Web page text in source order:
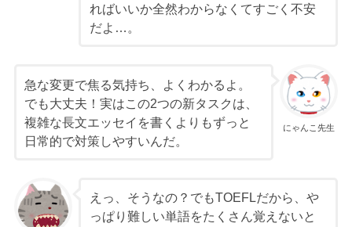
ればいいか全然わからなくてすごく不安
だよ…。
にゃんこ先生
急な変更で焦る気持ち、よくわかるよ。
でも大丈夫！実はこの2つの新タスクは、
複雑な長文エッセイを書くよりもずっと
日常的で対策しやすいんだ。
えっ、そうなの？でもTOEFLだから、や
っぱり難しい単語をたくさん覚えないと